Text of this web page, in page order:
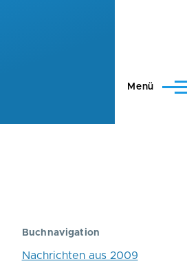
Menü
Buchnavigation
Nachrichten aus 2009